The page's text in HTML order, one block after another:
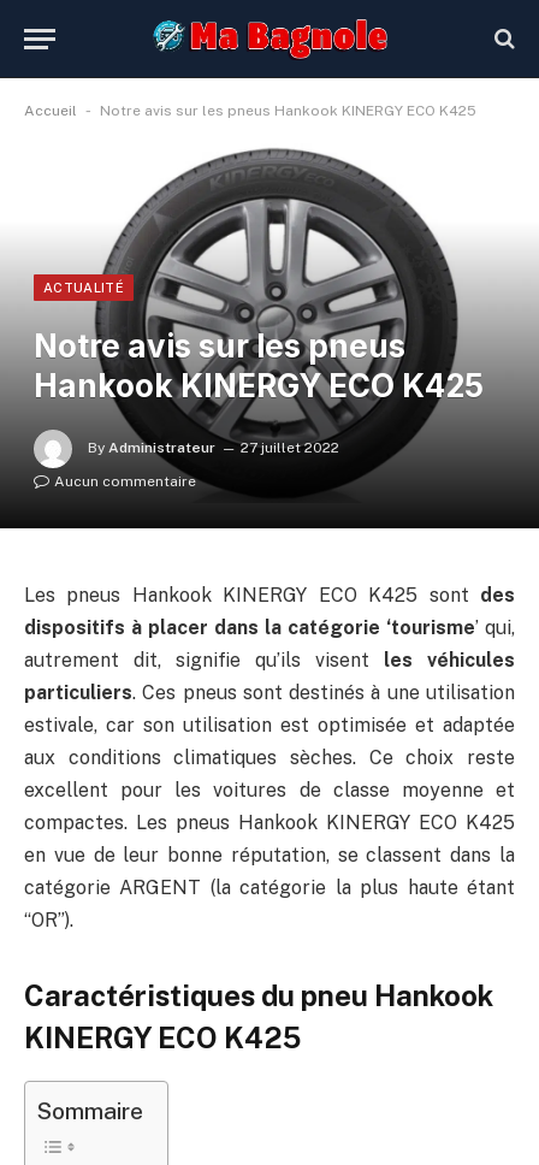
Accueil - Notre avis sur les pneus Hankook KINERGY ECO K425
ACTUALITÉ
Notre avis sur les pneus
Hankook KINERGY ECO K425
By Administrateur
27 juillet 2022
Aucun commentaire
Les pneus Hankook KINERGY ECO K425 sont des
dispositifs à placer dans la catégorie ‘tourisme’ qui,
autrement dit, signifie qu’ils visent les véhicules
particuliers. Ces pneus sont destinés à une utilisation
estivale, car son utilisation est optimisée et adaptée
aux conditions climatiques sèches. Ce choix reste
excellent pour les voitures de classe moyenne et
compactes. Les pneus Hankook KINERGY ECO K425
en vue de leur bonne réputation, se classent dans la
catégorie ARGENT (la catégorie la plus haute étant
“OR”).
Caractéristiques du pneu Hankook
KINERGY ECO K425
Sommaire